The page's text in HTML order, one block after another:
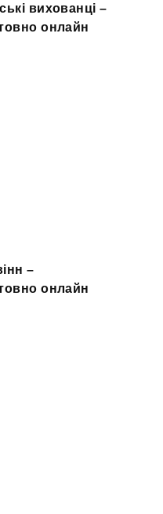
вихованці –
онлайн
–
онлайн